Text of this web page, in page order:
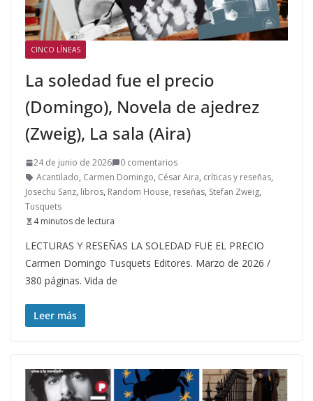
CINCO LÍNEAS
La soledad fue el precio
(Domingo), Novela de ajedrez
(Zweig), La sala (Aira)
24 de junio de 2026
0 comentarios
Acantilado, Carmen Domingo, César Aira, críticas y reseñas,
Josechu Sanz, libros, Random House, reseñas, Stefan Zweig,
Tusquets
4 minutos de lectura
LECTURAS Y RESEÑAS LA SOLEDAD FUE EL PRECIO
Carmen Domingo Tusquets Editores. Marzo de 2026 /
380 páginas. Vida de
Leer más